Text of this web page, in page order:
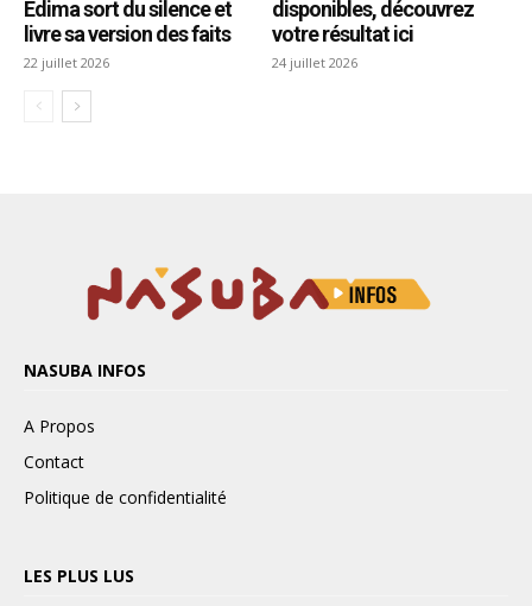
NASUBA INFOS
A Propos
Contact
Politique de confidentialité
LES PLUS LUS